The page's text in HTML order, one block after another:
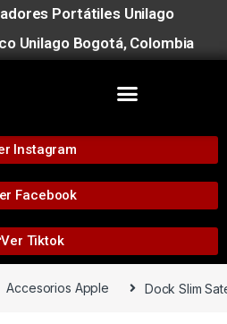
Portátiles Unilago
Unilago Bogotá, Colombia
Instagram
Facebook
Ver Tiktok
Accesorios Apple Dock Slim